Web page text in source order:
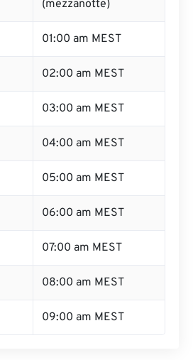
(mezzanotte)
01:00 am MEST
02:00 am MEST
03:00 am MEST
04:00 am MEST
05:00 am MEST
06:00 am MEST
07:00 am MEST
08:00 am MEST
09:00 am MEST